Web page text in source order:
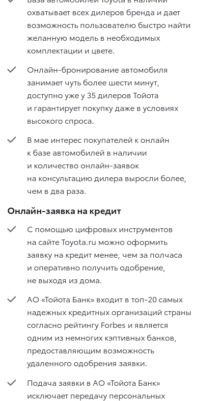
охватывает всех дилеров бренда и дает
возможность пользователю быстро найти
желанную модель в необходимых
комплектации и цвете.
Онлайн-бронирование автомобиля
занимает чуть более шести минут,
доступно уже у 35 дилеров Тойота
и гарантирует покупку даже в условиях
высокого спроса.
В мае интерес покупателей к онлайн
к базе автомобилей в наличии
и количество онлайн-заявок
на консультацию дилера выросли более,
чем в два раза.
Онлайн-заявка на кредит
С помощью цифровых инструментов
на сайте Toyota.ru можно оформить
заявку на кредит менее, чем за полчаса
и оперативно получить одобрение,
не выходя из дома.
АО «Тойота Банк» входит в топ-20 самых
надежных кредитных организаций страны
согласно рейтингу Forbes и является
одним из немногих кэптивных банков,
предоставляющим возможность
удаленного одобрения заявки.
Подача заявки в АО «Тойота Банк»
исключает передачу персональных